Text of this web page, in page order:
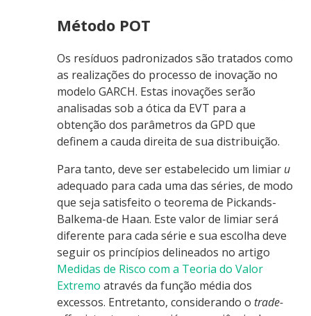
Método POT
Os resíduos padronizados são tratados como
as realizações do processo de inovação no
modelo GARCH. Estas inovações serão
analisadas sob a ótica da EVT para a
obtenção dos parâmetros da GPD que
definem a cauda direita de sua distribuição.
Para tanto, deve ser estabelecido um limiar u
adequado para cada uma das séries, de modo
que seja satisfeito o teorema de Pickands-
Balkema-de Haan. Este valor de limiar será
diferente para cada série e sua escolha deve
seguir os princípios delineados no artigo
Medidas de Risco com a Teoria do Valor
Extremo através da função média dos
excessos. Entretanto, considerando o trade-